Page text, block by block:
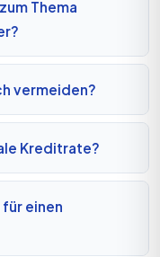
Thema
vermeiden?
Kreditrate?
einen